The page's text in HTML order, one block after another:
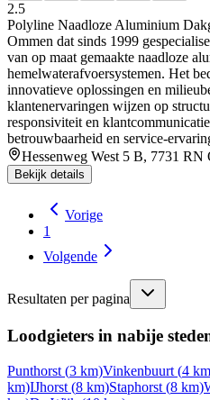
2.5
Polyline Naadloze Aluminium
Ommen dat sinds 1999
van op maat gemaakte naadloze
hemelwaterafvoersystemen. Het
innovatieve oplossingen en
klantenervaringen wijzen op
responsiviteit en
betrouwbaarheid en service-
Hessenweg West 5 B, 7731 RN
Bekijk details
Vorige
1
Volgende
Resultaten per pagina
Loodgieters in nabije
Punthorst (3 km)Vinkenbuurt (4
km)IJhorst (8 km)Staphorst (8 km)